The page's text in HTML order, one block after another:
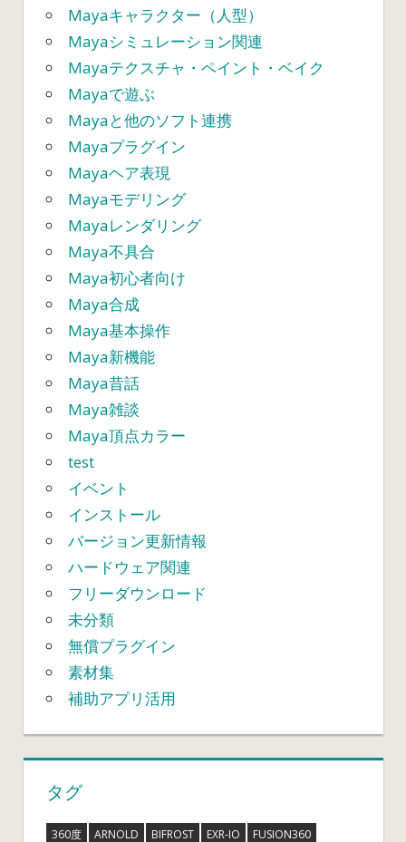
Mayaキャラクター（人型）
Mayaシミュレーション関連
Mayaテクスチャ・ペイント・ベイク
Mayaで遊ぶ
Mayaと他のソフト連携
Mayaプラグイン
Mayaヘア表現
Mayaモデリング
Mayaレンダリング
Maya不具合
Maya初心者向け
Maya合成
Maya基本操作
Maya新機能
Maya昔話
Maya雑談
Maya頂点カラー
test
イベント
インストール
バージョン更新情報
ハードウェア関連
フリーダウンロード
未分類
無償プラグイン
素材集
補助アプリ活用
タグ
360度 ARNOLD BIFROST EXR-IO FUSION360